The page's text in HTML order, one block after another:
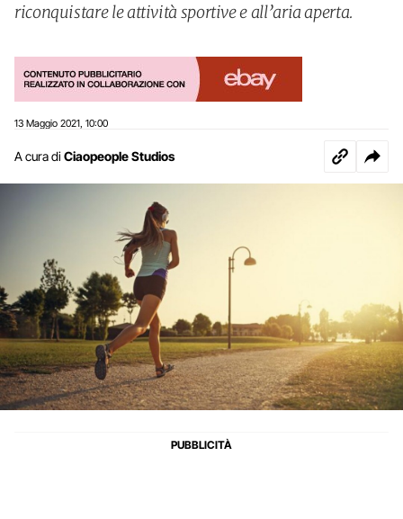
riconquistare le attività sportive e all’aria aperta.
13 Maggio 2021 10:00
A cura di Ciaopeople Studios